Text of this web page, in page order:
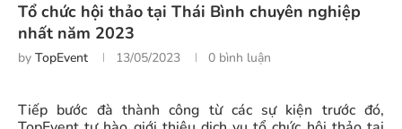
Tổ chức hội thảo tại Thái Bình chuyên nghiệp
nhất năm 2023
by TopEvent 13/05/2023 0 bình luận
Tiếp bước đà thành công từ các sự kiện trước đó,